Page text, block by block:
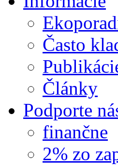
Často
Články
Podporte
finančne
2% zo